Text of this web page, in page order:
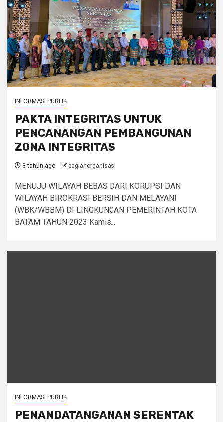
INFORMASI PUBLIK
PAKTA INTEGRITAS UNTUK
PENCANANGAN PEMBANGUNAN
ZONA INTEGRITAS
3 tahun ago bagianorganisasi
MENUJU WILAYAH BEBAS DARI KORUPSI DAN
WILAYAH BIROKRASI BERSIH DAN MELAYANI
(WBK/WBBM) DI LINGKUNGAN PEMERINTAH KOTA
BATAM TAHUN 2023 Kamis...
INFORMASI PUBLIK
PENANDATANGANAN SERENTAK